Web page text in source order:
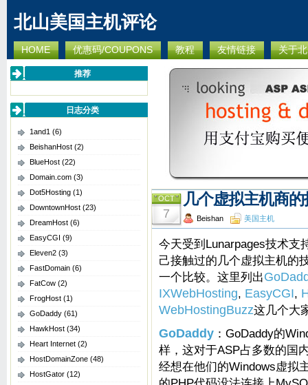
北山美国主机评论
HOME 优惠码/COUPONS 教程 友情链接 关于
推荐
日志分类
1and1 (6)
BeishanHost (2)
BlueHost (22)
Domain.com (3)
Dot5Hosting (1)
DowntownHost (23)
DreamHost (6)
EasyCGI (9)
Eleven2 (3)
FastDomain (6)
FatCow (2)
FrogHost (1)
GoDaddy (61)
HawkHost (34)
Heart Internet (2)
HostDomainZone (48)
HostGator (12)
OCT
7
几个虚拟主机商
Beishan 美国主机
今天受到Lunarpages技术支
己接触过的几个虚拟主机的
一个比较。这里列出
IXWebHosting, EasyCGI,
WebHostingBuzz这几个大
GoDaddy ：GoDaddy的
样，这对于ASP占多数的国
经想在他们的Windows虚拟